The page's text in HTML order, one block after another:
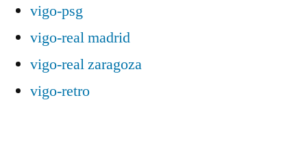
vigo-psg
vigo-real madrid
vigo-real zaragoza
vigo-retro